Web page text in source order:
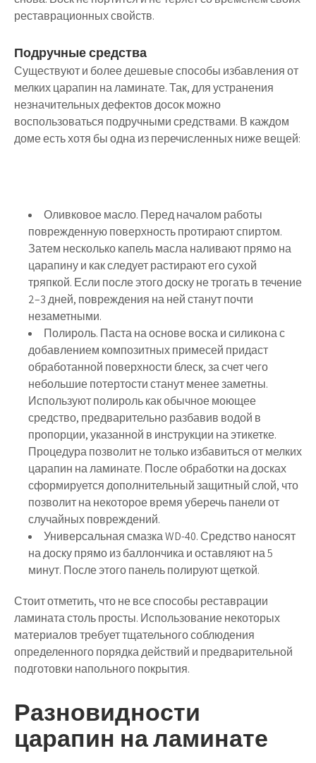
реставрационных свойств.
Подручные средства
Существуют и более дешевые способы избавления от
мелких царапин на ламинате. Так, для устранения
незначительных дефектов досок можно
воспользоваться подручными средствами. В каждом
доме есть хотя бы одна из перечисленных ниже вещей:
Оливковое масло. Перед началом работы
поврежденную поверхность протирают спиртом.
Затем несколько капель масла наливают прямо на
царапину и как следует растирают его сухой
тряпкой. Если после этого доску не трогать в течение
2–3 дней, повреждения на ней станут почти
незаметными.
Полироль. Паста на основе воска и силикона с
добавлением композитных примесей придаст
обработанной поверхности блеск, за счет чего
небольшие потертости станут менее заметны.
Используют полироль как обычное моющее
средство, предварительно разбавив водой в
пропорции, указанной в инструкции на этикетке.
Процедура позволит не только избавиться от мелких
царапин на ламинате. После обработки на досках
сформируется дополнительный защитный слой, что
позволит на некоторое время уберечь панели от
случайных повреждений.
Универсальная смазка WD-40. Средство наносят
на доску прямо из баллончика и оставляют на 5
минут. После этого панель полируют щеткой.
Стоит отметить, что не все способы реставрации
ламината столь просты. Использование некоторых
материалов требует тщательного соблюдения
определенного порядка действий и предварительной
подготовки напольного покрытия.
Разновидности
царапин на ламинате